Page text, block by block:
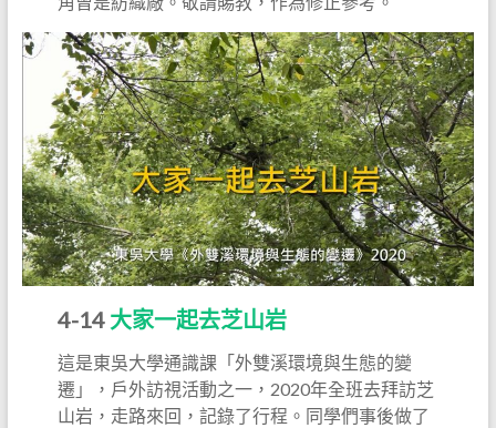
4-14 大家一起去芝山岩
這是東吳大學通識課「外雙溪環境與生態的變
遷」，戶外訪視活動之一，2020年全班去拜訪芝
山岩，走路來回，記錄了行程。同學們事後做了